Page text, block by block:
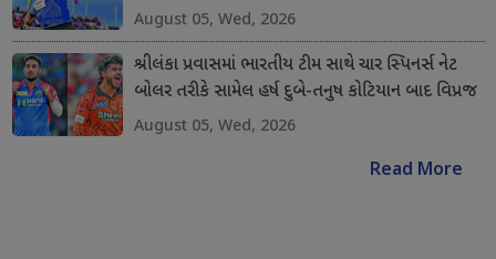
August 05, Wed, 2026
શ્રીલંકા પ્રવાસમાં ભારતીય ટીમ સાથે ચાર સ્પિનર્સ નેટ
બોલર તરીકે સામેલ હર્ષ દુબે-તનુષ કોટિયાન બાદ વિપ્રજ
નિગમ અને શિવાંગ કુમારનો સમાવેશ કરાયો
August 05, Wed, 2026
Read More